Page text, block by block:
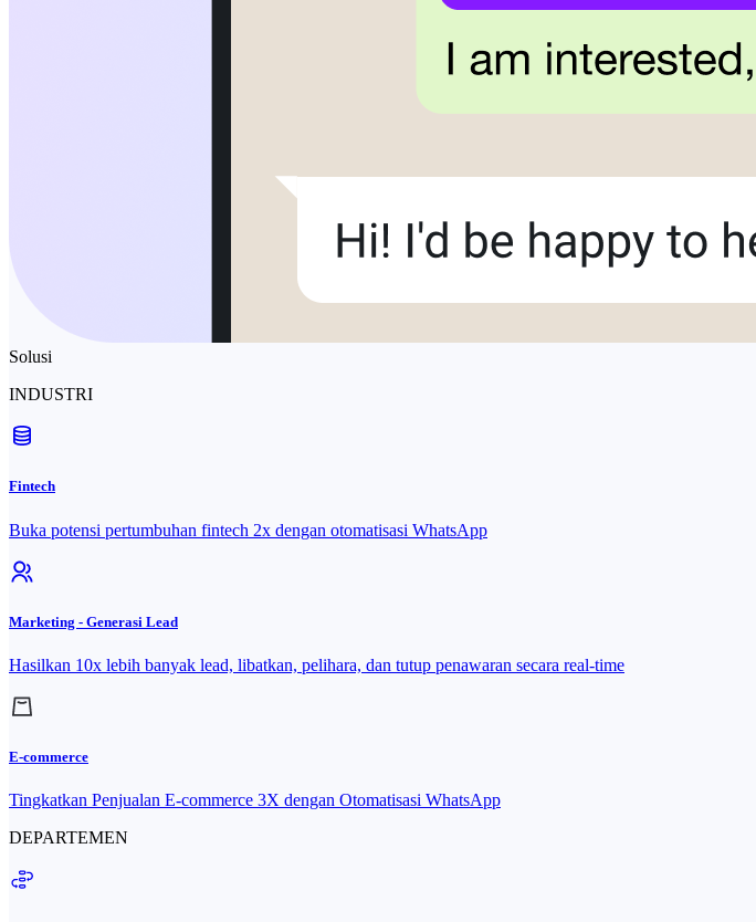
Solusi
INDUSTRI
Fintech
Buka potensi pertumbuhan fintech 2x dengan otomatisasi WhatsApp
Marketing - Generasi Lead
Hasilkan 10x lebih banyak lead, libatkan, pelihara, dan tutup penawaran secara real-time
E-commerce
Tingkatkan Penjualan E-commerce 3X dengan Otomatisasi WhatsApp
DEPARTEMEN